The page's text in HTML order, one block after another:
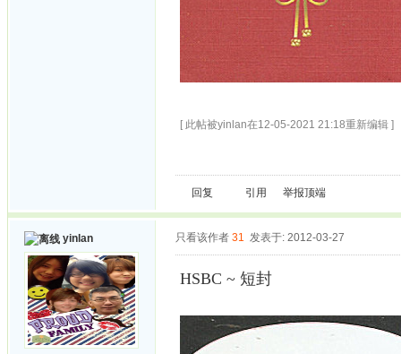
[ 此帖被yinlan在12-05-2021 21:18重新编辑 ]
回复 引用 举报顶端
yinlan 只看该作者 31 发表于: 2012-03-27
HSBC ~ 短封